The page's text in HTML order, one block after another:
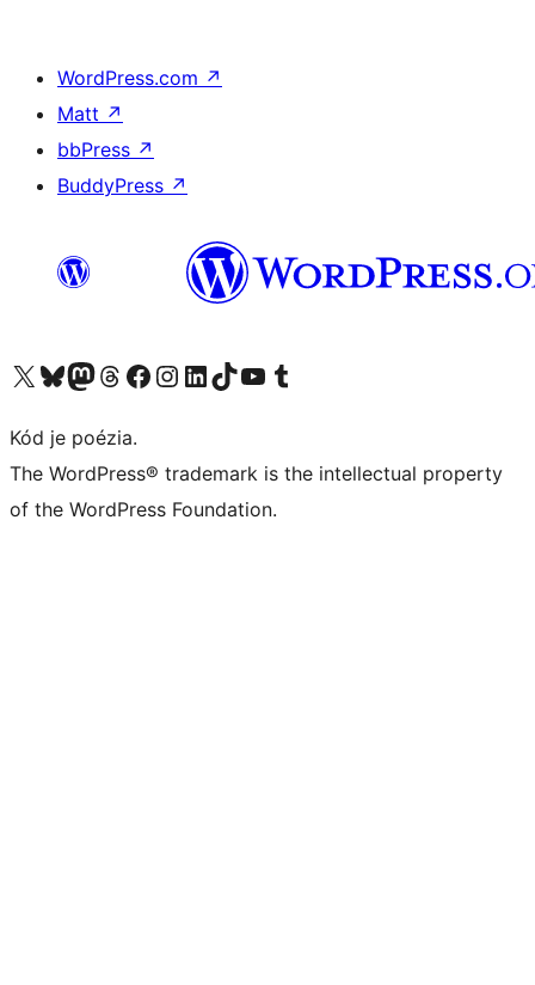
WordPress.com ↗
Matt ↗
bbPress ↗
BuddyPress ↗
Navštívte náš účet na X (predtým Twitter)
Navštívte náš účet na platforme Bluesky
Navštívte náš účet na Mastodone
Navštívte náš účet na platforme Threads
Navštívte našu stránku na Facebooku
Navštívte náš účet Instagram
Navštívte náš účet LinkedIn
Navštívte náš účet na platforme TikTok
Navštívte náš kanál YouTube
Navštívte náš účet na platforme Tumblr
Kód je poézia.
The WordPress® trademark is the intellectual property
of the WordPress Foundation.